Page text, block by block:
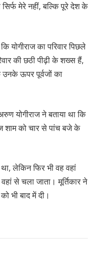
मेरे नहीं, बल्कि पूरे देश के
योगीराज का परिवार पिछले
की छठी पीढ़ी के शख्स हैं,
उनके ऊपर पूर्वजों का
योगीराज ने बताया था कि
शाम को चार से पांच बजे के
लेकिन फिर भी वह वहां
से चला जाता। मूर्तिकार ने
भी बाद में दी।